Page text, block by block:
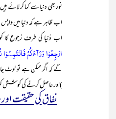
نور بھی دنیا سے کما کر لائے
اب ظاہر ہے کہ دنیا میں واپس
اب دُنیا کی طرف رُجوع کا
ارۡجِعُوۡا وَرَآءَکُمۡ
گے کہ اگر ممکن ہے تو لوٹ
)اور حاصل کرنے کی کوشش
نفاق کی حقیقت